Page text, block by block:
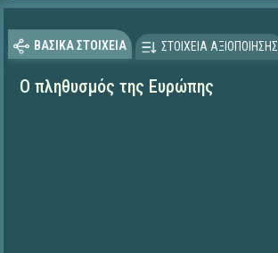
ΒΑΣΙΚΑ ΣΤΟΙΧΕΙΑ ΣΤΟΙΧΕΙΑ ΑΞΙΟΠΟΙΗΣΗΣ
Ο πληθυσμός της Ευρώπης